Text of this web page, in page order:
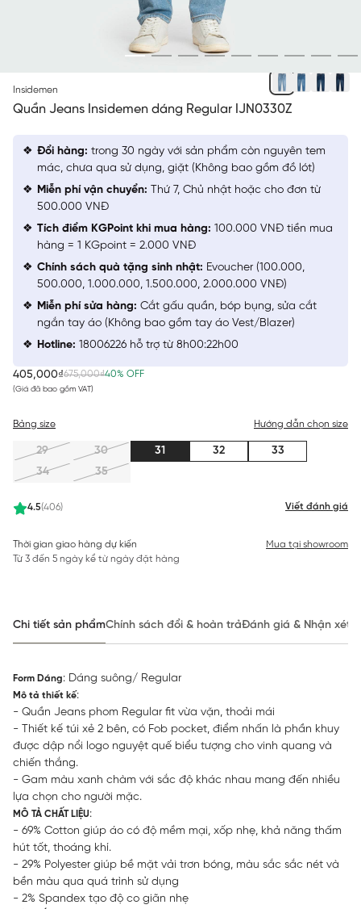
Insidemen
Quần Jeans Insidemen dáng Regular IJN0330Z
405,000₫675,000₫40% OFF
(Giá đã bao gồm VAT)
4.5(406) Viết đánh giá
Bảng size Hướng dẫn chọn size
29 30 31 32
33
34
35
Thời gian giao hàng dự kiến
Từ 3 đến 5 ngày kể từ ngày đặt hàng
Mua tại showroom
Đổi hàng: trong 30 ngày với sản phẩm còn nguyên tem
mác, chưa qua sử dụng, giặt (Không bao gồm đồ lót)
Miễn phí vận chuyển: Thứ 7, Chủ nhật hoặc cho đơn từ
500.000 VNĐ
Tích điểm KGPoint khi mua hàng: 100.000 VNĐ tiền mua
hàng = 1 KGpoint = 2.000 VNĐ
Chính sách quà tặng sinh nhật: Evoucher (100.000,
500.000, 1.000.000, 1.500.000, 2.000.000 VNĐ)
Miễn phí sửa hàng: Cắt gấu quần, bóp bụng, sửa cắt
ngắn tay áo (Không bao gồm tay áo Vest/Blazer)
Hotline: 18006226 hỗ trợ từ 8h00:22h00
Chi tiết sản phẩmChính sách đổi & hoàn trảĐánh giá & Nhận xét
Form Dáng: Dáng suông/ Regular
Mô tả thiết kế:
- Quần Jeans phom Regular fit vừa vặn, thoải mái
- Thiết kế túi xẻ 2 bên, có Fob pocket, điểm nhấn là phần khuy
được dập nổi logo nguyệt quế biểu tượng cho vinh quang và
chiến thắng.
- Gam màu xanh chàm với sắc độ khác nhau mang đến nhiều
lựa chọn cho người mặc.
MÔ TẢ CHẤT LIỆU:
- 69% Cotton giúp áo có độ mềm mại, xốp nhẹ, khả năng thấm
hút tốt, thoáng khí.
- 29% Polyester giúp bề mặt vải trơn bóng, màu sắc sắc nét và
bền màu qua quá trình sử dụng
- 2% Spandex tạo độ co giãn nhẹ